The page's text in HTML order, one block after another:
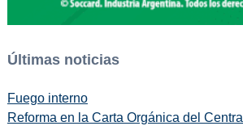
Últimas noticias
Fuego interno
Reforma en la Carta Orgánica del Central